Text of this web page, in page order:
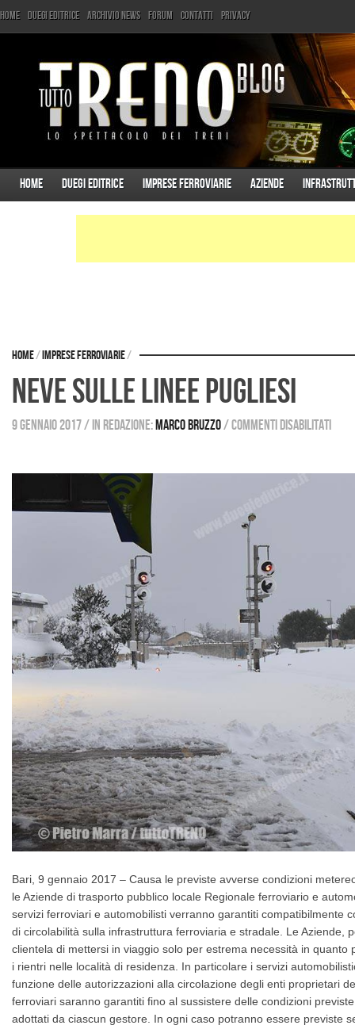
Home Duegi Editrice Archivio News Forum Contatti Privacy
Home Duegi Editrice Imprese ferroviarie Aziende
Home/Imprese ferroviarie/
Neve sulle linee pugliesi
9 gennaio 2017/ in redazione: Marco Bruzzo/Commenti disabilitati
Bari, 9 gennaio 2017 – Causa le previste avverse condizioni
le Aziende di trasporto pubblico locale Regionale ferroviario e
servizi ferroviari e automobilisti verranno garantiti compatibilmente
di circolabilità sulla infrastruttura ferroviaria e stradale. Le Aziende,
clientela di mettersi in viaggio solo per estrema necessità in quanto
i rientri nelle località di residenza. In particolare i servizi
funzione delle autorizzazioni alla circolazione degli enti proprietari
ferroviari saranno garantiti fino al sussistere delle condizioni
adottati da ciascun gestore. In ogni caso potranno essere previste